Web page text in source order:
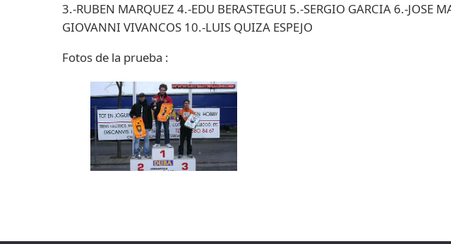
3.-RUBEN MARQUEZ 4.-EDU BERASTEGUI 5.-SERGIO GARCIA 6.-JOSE
GIOVANNI VIVANCOS 10.-LUIS QUIZA ESPEJO
Fotos de la prueba :